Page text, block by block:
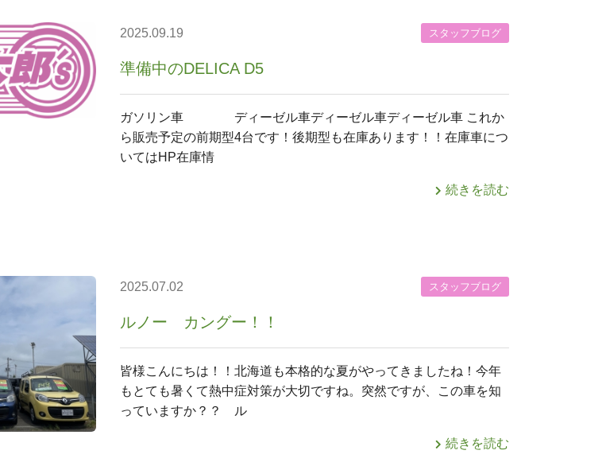
準備中のDELICA D5
2025.09.19 スタッフブログ
ガソリン車 ディーゼル車ディーゼル車ディーゼル車 これか
ら販売予定の前期型4台です！後期型も在庫あります！！在庫車につ
いてはHP在庫情
続きを読む
ルノー カングー！！
2025.07.02 スタッフブログ
皆様こんにちは！！北海道も本格的な夏がやってきましたね！今年
もとても暑くて熱中症対策が大切ですね。突然ですが、この車を知
っていますか？？ ル
続きを読む